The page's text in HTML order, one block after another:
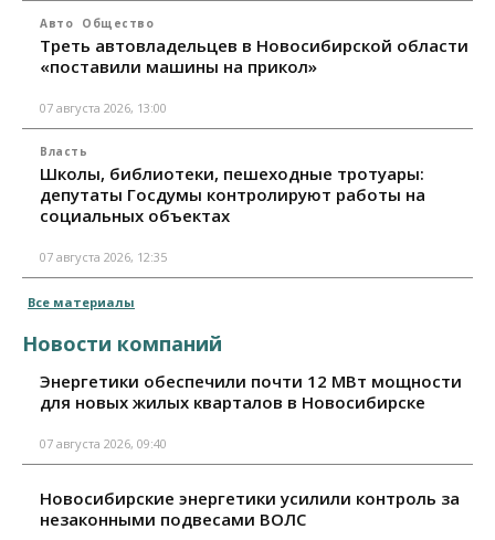
Авто Общество
Треть автовладельцев в Новосибирской области
«поставили машины на прикол»
07 августа 2026, 13:00
Власть
Школы, библиотеки, пешеходные тротуары:
депутаты Госдумы контролируют работы на
социальных объектах
07 августа 2026, 12:35
Все материалы
Новости компаний
Энергетики обеспечили почти 12 МВт мощности
для новых жилых кварталов в Новосибирске
07 августа 2026, 09:40
Новосибирские энергетики усилили контроль за
незаконными подвесами ВОЛС